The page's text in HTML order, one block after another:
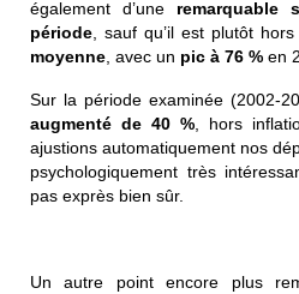
également d’une remarquable
période , sauf qu’il est plutôt
moyenne , avec un pic à 76 % en
Sur la période examinée (2002-
augmenté de 40 % , hors
ajustions automatiquement nos
psychologiquement très
pas exprès bien sûr.
Un autre point encore plus